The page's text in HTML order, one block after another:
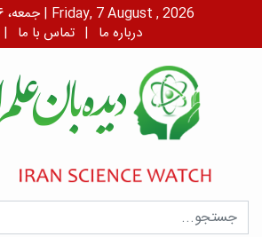
جمعه، ۱۶ مرداد، ۱۴۰۵ | Friday, 7 August , 2026
| درباره ما | تماس با ما